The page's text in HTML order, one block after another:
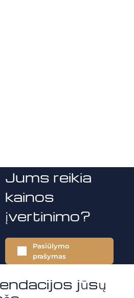
Jums reikia
kainos
įvertinimo?
Pasiūlymo
prašymas
jūsų